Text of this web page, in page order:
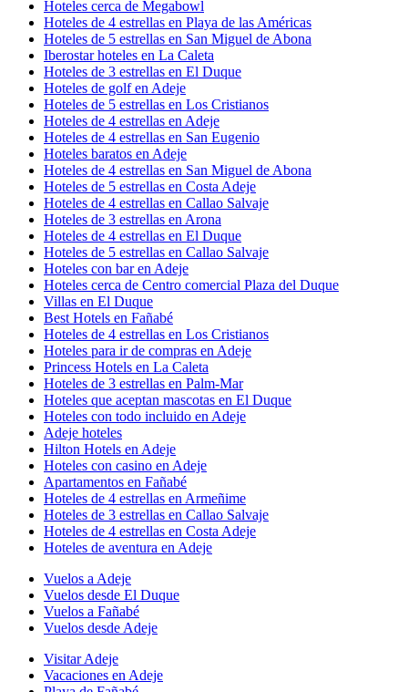
Hoteles cerca de Megabowl
Hoteles de 4 estrellas en Playa de las Américas
Hoteles de 5 estrellas en San Miguel de Abona
Iberostar hoteles en La Caleta
Hoteles de 3 estrellas en El Duque
Hoteles de golf en Adeje
Hoteles de 5 estrellas en Los Cristianos
Hoteles de 4 estrellas en Adeje
Hoteles de 4 estrellas en San Eugenio
Hoteles baratos en Adeje
Hoteles de 4 estrellas en San Miguel de Abona
Hoteles de 5 estrellas en Costa Adeje
Hoteles de 4 estrellas en Callao Salvaje
Hoteles de 3 estrellas en Arona
Hoteles de 4 estrellas en El Duque
Hoteles de 5 estrellas en Callao Salvaje
Hoteles con bar en Adeje
Hoteles cerca de Centro comercial Plaza del Duque
Villas en El Duque
Best Hotels en Fañabé
Hoteles de 4 estrellas en Los Cristianos
Hoteles para ir de compras en Adeje
Princess Hotels en La Caleta
Hoteles de 3 estrellas en Palm-Mar
Hoteles que aceptan mascotas en El Duque
Hoteles con todo incluido en Adeje
Adeje hoteles
Hilton Hotels en Adeje
Hoteles con casino en Adeje
Apartamentos en Fañabé
Hoteles de 4 estrellas en Armeñime
Hoteles de 3 estrellas en Callao Salvaje
Hoteles de 4 estrellas en Costa Adeje
Hoteles de aventura en Adeje
Vuelos a Adeje
Vuelos desde El Duque
Vuelos a Fañabé
Vuelos desde Adeje
Visitar Adeje
Vacaciones en Adeje